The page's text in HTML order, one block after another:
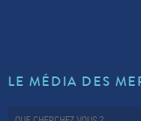
LE MÉDIA DES